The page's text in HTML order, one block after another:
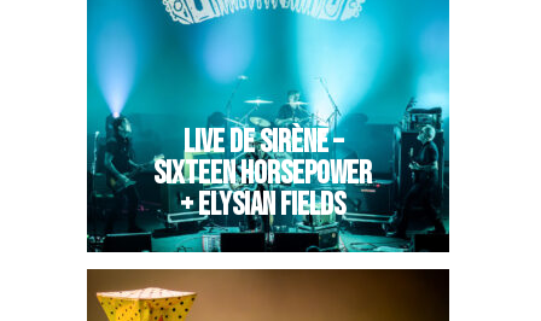
LIVE DE SIRÈNE –
SIXTEEN HORSEPOWER
+ ELYSIAN FIELDS